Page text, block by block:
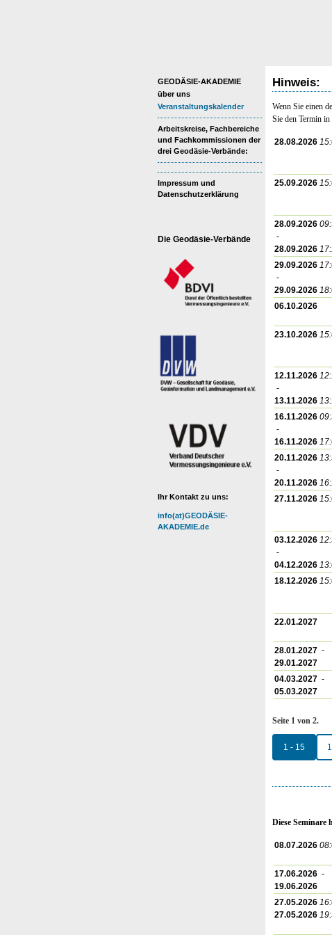
GEODÄSIE-AKADEMIE
über uns
Veranstaltungskalender
Arbeitskreise, Fachbereiche
und Fachkommissionen der
drei Geodäsie-Verbände:
Impressum und
Datenschutzerklärung
Die Geodäsie-Verbände
Ihr Kontakt zu uns:
info(at)GEODÄSIE-
AKADEMIE.de
Hinweis:
Wenn Sie einen
Sie den Termin
28.08.2026
25.09.2026
28.09.2026
-
28.09.2026
29.09.2026
-
29.09.2026
06.10.2026
23.10.2026
12.11.2026
-
13.11.2026
16.11.2026
-
16.11.2026
20.11.2026
-
20.11.2026
27.11.2026
03.12.2026
-
04.12.2026
18.12.2026
22.01.2027
28.01.2027 -
29.01.2027
04.03.2027 -
05.03.2027
Seite 1 von 2.
1 - 15
Diese Seminare
08.07.2026
17.06.2026 -
19.06.2026
27.05.2026
27.05.2026